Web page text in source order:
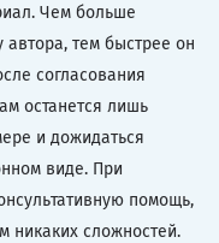
Чем больше
тем быстрее он
согласования
останется лишь
и дожидаться
виде. При
помощь,
никаких сложностей.